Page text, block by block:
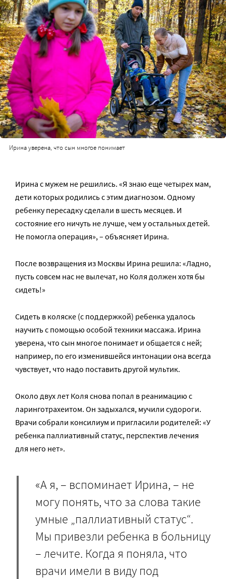
Ирина уверена, что сын многое понимает
Ирина с мужем не решились. «Я знаю еще четырех мам,
дети которых родились с этим диагнозом. Одному
ребенку пересадку сделали в шесть месяцев. И
состояние его ничуть не лучше, чем у остальных детей.
Не помогла операция», – объясняет Ирина.
После возвращения из Москвы Ирина решила: «Ладно,
пусть совсем нас не вылечат, но Коля должен хотя бы
сидеть!»
Сидеть в коляске (с поддержкой) ребенка удалось
научить с помощью особой техники массажа. Ирина
уверена, что сын многое понимает и общается с ней;
например, по его изменившейся интонации она всегда
чувствует, что надо поставить другой мультик.
Около двух лет Коля снова попал в реанимацию с
ларинготрахеитом. Он задыхался, мучили судороги.
Врачи собрали консилиум и пригласили родителей: «У
ребенка паллиативный статус, перспектив лечения
для него нет».
«А я, – вспоминает Ирина, – не
могу понять, что за слова такие
умные „паллиативный статус“.
Мы привезли ребенка в больницу
– лечите. Когда я поняла, что
врачи имели в виду под